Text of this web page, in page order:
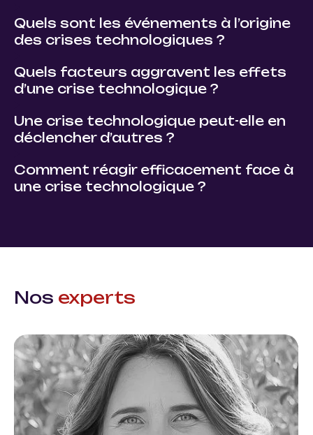
Quels sont les événements à l’origine
des crises technologiques ?
Quels facteurs aggravent les effets
d’une crise technologique ?
Une crise technologique peut-elle en
déclencher d’autres ?
Comment réagir efficacement face à
une crise technologique ?
Nos experts